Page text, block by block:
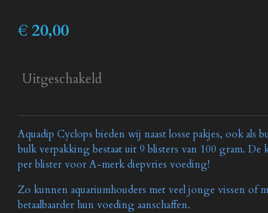
€ 20,00
Uitgeschakeld
Aquadip Cyclops bieden wij naast losse pakjes, ook als
bulk verpakking bestaat uit 9 blisters van 100 gram. De
per blister voor A-merk diepvries voeding!
Zo kunnen aquariumhouders met veel jonge vissen of
betaalbaarder hun voeding aanschaffen.